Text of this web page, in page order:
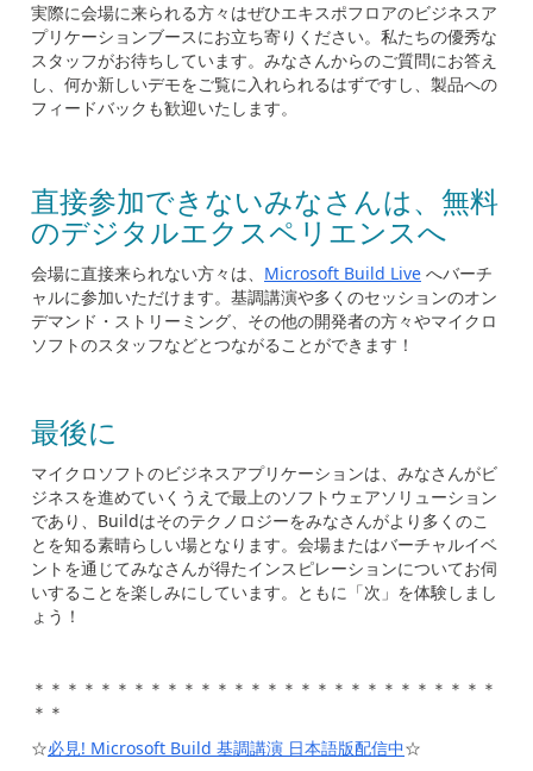
実際に会場に来られる方々はぜひエキスポフロアのビジネスア
プリケーションブースにお立ち寄りください。私たちの優秀な
スタッフがお待ちしています。みなさんからのご質問にお答え
し、何か新しいデモをご覧に入れられるはずですし、製品への
フィードバックも歓迎いたします。
直接参加できないみなさんは、無料
のデジタルエクスペリエンスへ
会場に直接来られない方々は、 Microsoft Build Live へバーチ
ャルに参加いただけます。基調講演や多くのセッションのオン
デマンド・ストリーミング、その他の開発者の方々やマイクロ
ソフトのスタッフなどとつながることができます！
最後に
マイクロソフトのビジネスアプリケーションは、みなさんがビ
ジネスを進めていくうえで最上のソフトウェアソリューション
であり、Buildはそのテクノロジーをみなさんがより多くのこ
とを知る素晴らしい場となります。会場またはバーチャルイベ
ントを通じてみなさんが得たインスピレーションについてお伺
いすることを楽しみにしています。ともに「次」を体験しまし
ょう！
＊＊＊＊＊＊＊＊＊＊＊＊＊＊＊＊＊＊＊＊＊＊＊＊＊＊＊＊
＊＊
☆必見! Microsoft Build 基調講演 日本語版配信中☆